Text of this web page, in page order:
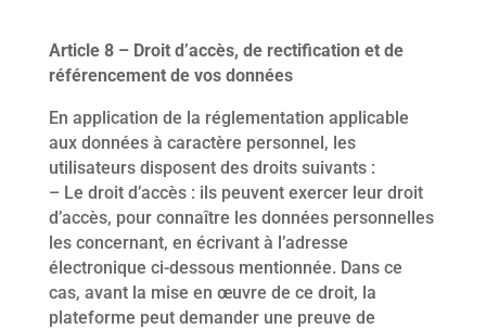
Article 8 – Droit d’accès, de rectification et de
référencement de vos données
En application de la réglementation applicable
aux données à caractère personnel, les
utilisateurs disposent des droits suivants :
– Le droit d’accès : ils peuvent exercer leur droit
d’accès, pour connaître les données personnelles
les concernant, en écrivant à l’adresse
électronique ci-dessous mentionnée. Dans ce
cas, avant la mise en œuvre de ce droit, la
plateforme peut demander une preuve de